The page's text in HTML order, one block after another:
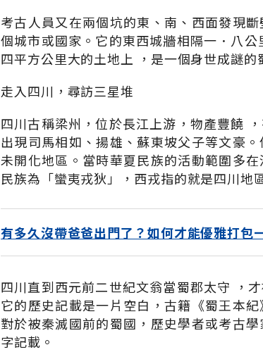
考古人員又在兩個坑的東、南、西面發現
個城市或國家。它的東西城牆相隔一．八
四平方公里大的土地上 ，是一個身世成謎的
走入四川，尋訪三星堆
四川古稱梁州，位於長江上游，物產豐饒
出現司馬相如、揚雄、蘇東坡父子等文豪
未開化地區。當時華夏民族的活動範圍多
民族為「蠻夷戎狄」，西戎指的就是四川地
有多久沒帶爸爸出門了？如何才能優雅打包
四川直到西元前二世紀文翁當蜀郡太守 ，
它的歷史記載是一片空白，古籍《蜀王本
對於被秦滅國前的蜀國，歷史學者或考古
字記載。